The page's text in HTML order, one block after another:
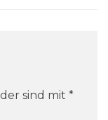
sind mit *